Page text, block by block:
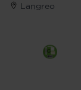
Langreo